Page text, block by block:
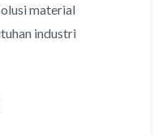
material
industri